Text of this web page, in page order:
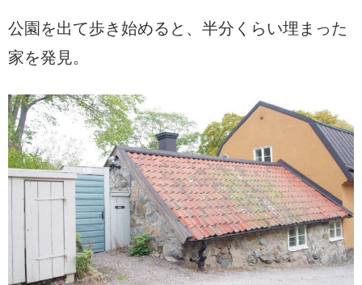
公園を出て歩き始めると、半分くらい埋まった
家を発見。